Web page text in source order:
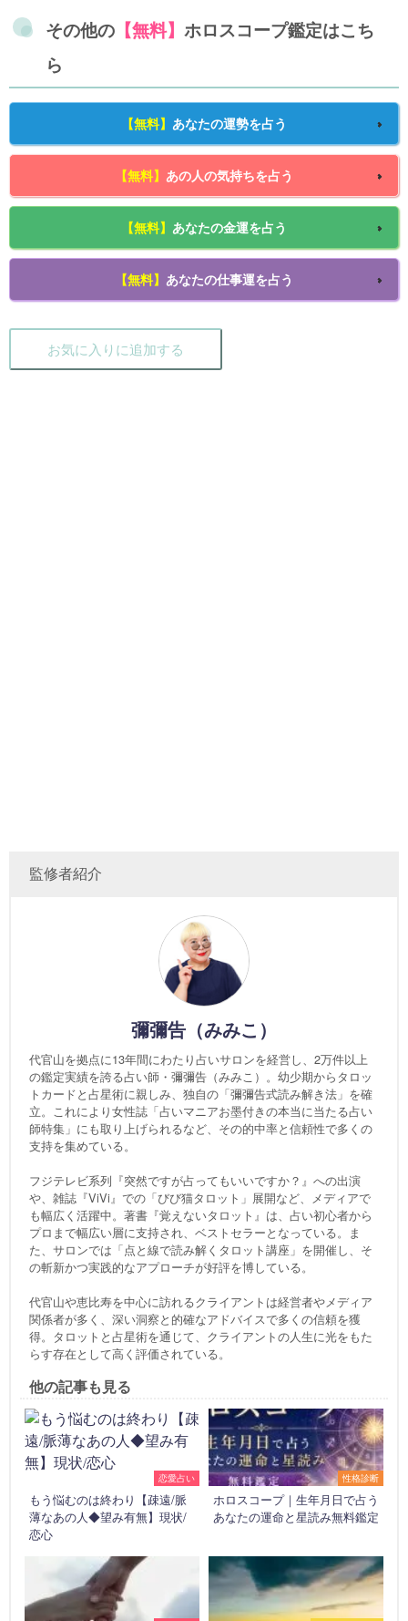
その他の 【無料】 ホロスコープ鑑定はこち
ら
【無料】 あなたの運勢を占う
【無料】 あの人の気持ちを占う
【無料】 あなたの金運を占う
【無料】 あなたの仕事運を占う
お気に入りに追加する
監修者紹介
彌彌告（みみこ）
代官山を拠点に13年間にわたり占いサロンを経営し、2万件以上
の鑑定実績を誇る占い師・彌彌告（みみこ）。幼少期からタロッ
トカードと占星術に親しみ、独自の「彌彌告式読み解き法」を確
立。これにより女性誌「占いマニアお墨付きの本当に当たる占い
師特集」にも取り上げられるなど、その的中率と信頼性で多くの
支持を集めている。
フジテレビ系列『突然ですが占ってもいいですか？』への出演
や、雑誌『ViVi』での「びび猫タロット」展開など、メディアで
も幅広く活躍中。著書『覚えないタロット』は、占い初心者から
プロまで幅広い層に支持され、ベストセラーとなっている。ま
た、サロンでは「点と線で読み解くタロット講座」を開催し、そ
の斬新かつ実践的なアプローチが好評を博している。
代官山や恵比寿を中心に訪れるクライアントは経営者やメディア
関係者が多く、深い洞察と的確なアドバイスで多くの信頼を獲
得。タロットと占星術を通じて、クライアントの人生に光をもた
らす存在として高く評価されている。
他の記事も見る
恋愛占い
もう悩むのは終わり【疎遠/脈
薄なあの人◆望み有無】現状/
恋心
性格診断
ホロスコープ｜生年月日で占う
あなたの運命と星読み無料鑑定